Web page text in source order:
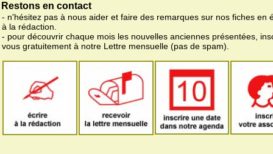
Restons en contact
- n'hésitez pas à nous aider et faire des remarques sur nos fiches en
à la rédaction.
- pour découvrir chaque mois les nouvelles anciennes présentées,
vous gratuitement à notre Lettre mensuelle (pas de spam).